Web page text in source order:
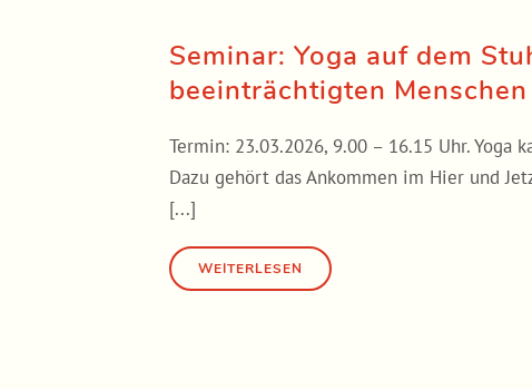
Seminar: Yoga auf dem
beeinträchtigten
Termin: 23.03.2026, 9.00 – 16.15 Uhr.
Dazu gehört das Ankommen im Hier und
[...]